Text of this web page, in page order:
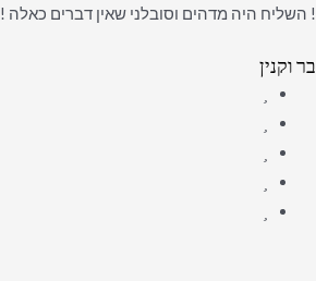
! השליח היה מדהים וסובלני שאין דברים כאלה !
בר וקנין